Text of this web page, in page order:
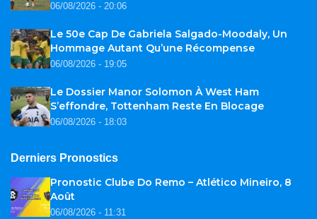
06/08/2026 - 20:06
Le 50e Cap De Gabriela Salgado-Moodaly, Un
Hommage Autant Qu’une Récompense
06/08/2026 - 19:05
Le Dossier Manor Solomon À West Ham
S’effondre, Tottenham Reste En Blocage
06/08/2026 - 18:03
Derniers Pronostics
Pronostic Clube Do Remo – Atlético Mineiro, 8
Août
06/08/2026 - 11:31